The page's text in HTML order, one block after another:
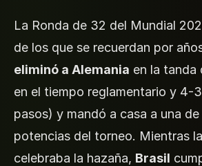
La Ronda de 32 del Mundial
de los que se recuerdan por
eliminó a Alemania en la tanda
en el tiempo reglamentario y 4-
pasos) y mandó a casa a una
potencias del torneo. Mientras
celebraba la hazaña, Brasil